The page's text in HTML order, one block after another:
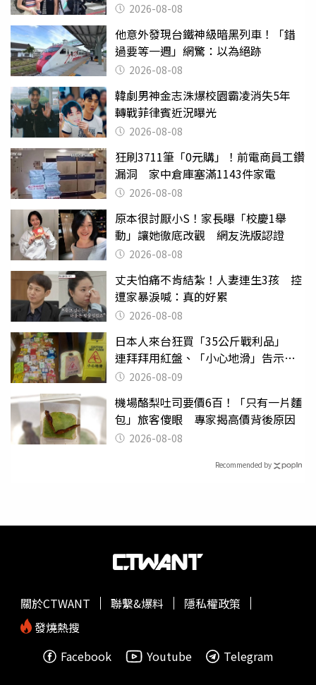
2026-08-08
他意外發現台鐵神級暗黑列車！「錯
過要等一週」網驚：以為絕跡
2026-08-08
韓劇男神金志洙爆校園霸凌消失5年
轉戰菲律賓近況曝光
2026-08-08
狂刷3711筆「0元購」！前電商員工鑽
漏洞 家中倉庫塞滿1143件家電
2026-08-08
原本很討厭小S！家長曝「校慶1舉
動」讓她徹底改觀 網友洗版認證
2026-08-08
丈夫怕痛不肯結紮！人妻連生3孩 控
遭家暴淚喊：真的好累
2026-08-08
日本人來台狂買「35公斤戰利品」
連拜拜用紅盤、「小心地滑」告示牌
也帶回家
2026-08-09
機場酪梨吐司要價6百！「只有一片麵
包」旅客傻眼 專家揭高價背後原因
2026-08-08
Recommended by
關於CTWANT 聯繫&爆料
隱私權政策
發燒熱搜
Facebook
Youtube Telegram